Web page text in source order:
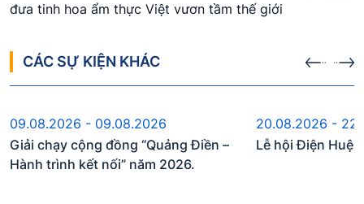
đưa tinh hoa ẩm thực Việt vươn tầm thế giới
CÁC SỰ KIỆN KHÁC
Sự kiện sắp diễn ra
09.08.2026 - 09.08.2026
Giải chạy cộng đồng “Quảng Điền –
Hành trình kết nối” năm 2026.
Sự kiện
20.08.2026 -
Lễ hội Điện Huệ